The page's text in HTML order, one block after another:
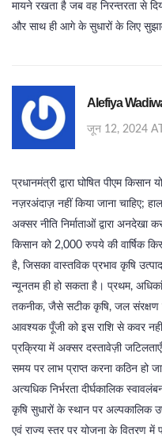
मायने रखता है जब वह निरन्तरता से
और साथ ही आगे के सुधारों के लिए
Alefiya
जून 12, 2024
प्रधानमंत्री द्वारा घोषित पीएम
नज़रअंदाज़ नहीं किया जाना चाहिए;
अक्सर नीति निर्माताओं द्वारा
किसान को 2,000 रुपये की वार्षिक
है, जिसका वास्तविक प्रभाव कृषि
न्यूनतम ही हो सकता है। प्रथम,
तकनीक, जैसे सटीक कृषि, जल संरक्षण
आवश्यक पूँजी को इस राशि से कवर
प्रक्रिया में अक्सर दस्तावेज़ी
समय पर लाभ प्राप्त करना कठिन हो
अत्यधिक निर्भरता दीर्घकालिक
कृषि सुधारों के स्थान पर अल्पकालिक
एवं राज्य स्तर पर योजना के वितरण में